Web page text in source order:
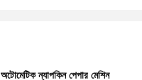
ন্যাপকিন পেপার মেশিন